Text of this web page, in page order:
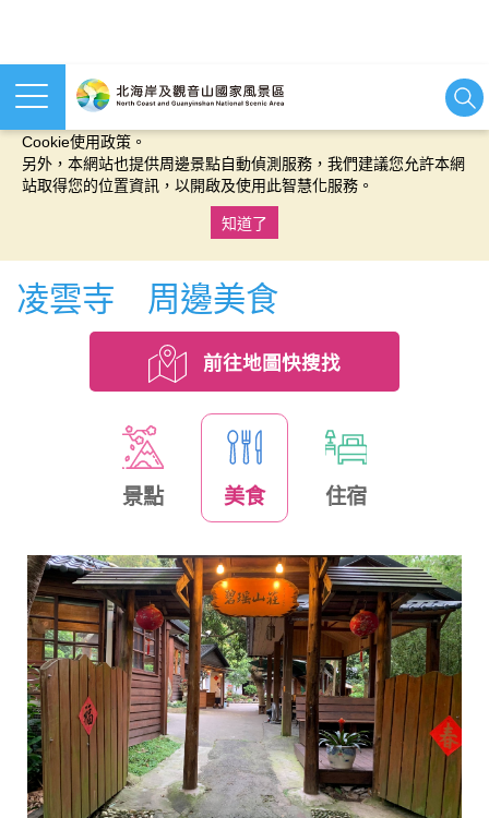
本網站使用cookies等相關技術以持續優化網站服務，並有助於為
Cookie使用政策。
另外，本網站也提供周邊景點自動偵測服務，我們建議您允許本網
站取得您的位置資訊，以開啟及使用此智慧化服務。
知道了
凌雲寺 周邊美食
前往地圖快搜找
景點 美食 住宿